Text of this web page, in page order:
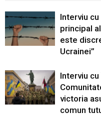
Interviu
principal
este
Ucrainei”
Interviu
victoria
comun